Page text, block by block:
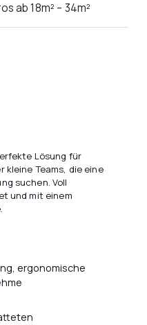
ab 18m² – 34m²
Lösung für
kleine Teams, die eine
suchen. Voll
und mit einem
ergonomische